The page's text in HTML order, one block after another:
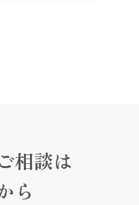
相談は
ら